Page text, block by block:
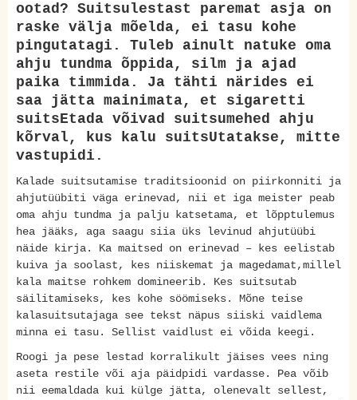
ootad? Suitsulestast paremat asja on
raske välja mõelda, ei tasu kohe
pingutatagi. Tuleb ainult natuke oma
ahju tundma õppida, silm ja ajad
paika timmida. Ja tähti närides ei
saa jätta mainimata, et sigaretti
suitsEtada võivad suitsumehed ahju
kõrval, kus kalu suitsUtatakse, mitte
vastupidi.
Kalade suitsutamise traditsioonid on piirkonniti ja
ahjutüübiti väga erinevad, nii et iga meister peab
oma ahju tundma ja palju katsetama, et lõpptulemus
hea jääks, aga saagu siia üks levinud ahjutüübi
näide kirja. Ka maitsed on erinevad – kes eelistab
kuiva ja soolast, kes niiskemat ja magedamat,millel
kala maitse rohkem domineerib. Kes suitsutab
säilitamiseks, kes kohe söömiseks. Mõne teise
kalasuitsutajaga see tekst näpus siiski vaidlema
minna ei tasu. Sellist vaidlust ei võida keegi.
Roogi ja pese lestad korralikult jäises vees ning
aseta restile või aja päidpidi vardasse. Pea võib
nii eemaldada kui külge jätta, olenevalt sellest,